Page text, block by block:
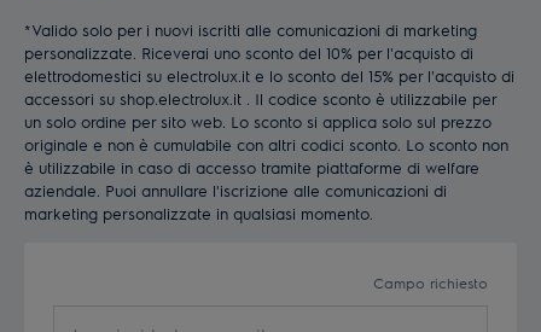
*Valido solo per i nuovi iscritti alle comunicazioni di marketing
personalizzate. Riceverai uno sconto del 10% per l'acquisto di
elettrodomestici su electrolux.it e lo sconto del 15% per l'acquisto di
accessori su shop.electrolux.it . Il codice sconto è utilizzabile per
un solo ordine per sito web. Lo sconto si applica solo sul prezzo
originale e non è cumulabile con altri codici sconto. Lo sconto non
è utilizzabile in caso di accesso tramite piattaforme di welfare
aziendale. Puoi annullare l'iscrizione alle comunicazioni di
marketing personalizzate in qualsiasi momento.
Campo richiesto